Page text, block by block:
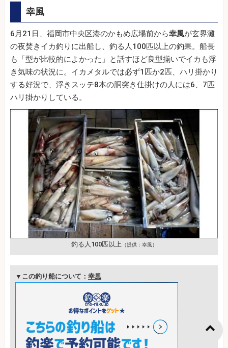
幸風
6月21日、福岡市中央区港のかもめ広場前から幸風が玄界灘
の夜焚きイカ釣りに出船し、釣る人100匹以上の釣果。船長
も「型が比較的によかった」と話すほど良型揃いでイカも浮
き気味の状況に。イカメタルでは必ず1匹か2匹、ハリ掛かり
する好況で、浮きスッテ8本の胴突き仕掛けの人には6、7匹
ハリ掛かりしている。
釣る人100匹以上 （提供：幸風）
▼この釣り船について： 幸風